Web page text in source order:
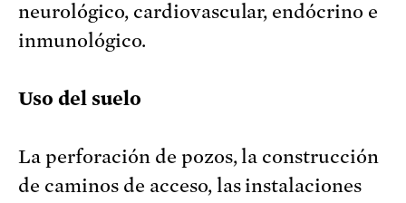
neurológico, cardiovascular, endócrino e
inmunológico.
Uso del suelo
La perforación de pozos, la construcción
de caminos de acceso, las instalaciones